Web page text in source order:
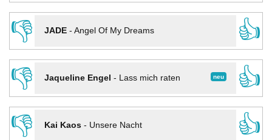
👎
JADE- Angel Of My Dreams
👍
👎
neu
Jaqueline Engel - Lass mich raten
👍
👎
Kai Kaos- Unsere Nacht
👍